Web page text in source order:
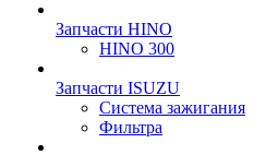
Запчасти HINO
HINO 300
Запчасти ISUZU
Система зажигания
Фильтра